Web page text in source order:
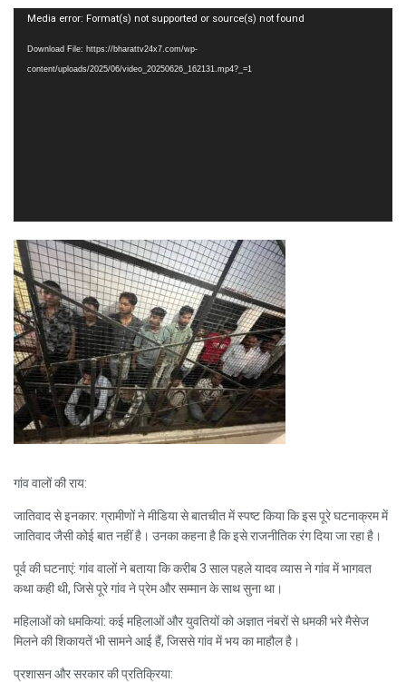
Video
Media error: Format(s) not supported or source(s) not found
Download File: https://bharattv24x7.com/wp-
content/uploads/2025/06/video_20250626_162131.mp4?_=1
गांव वालों की राय:
जातिवाद से इनकार: ग्रामीणों ने मीडिया से बातचीत में स्पष्ट किया कि इस पूरे घटनाक्रम में
जातिवाद जैसी कोई बात नहीं है। उनका कहना है कि इसे राजनीतिक रंग दिया जा रहा है।
पूर्व की घटनाएं: गांव वालों ने बताया कि करीब 3 साल पहले यादव व्यास ने गांव में भागवत
कथा कही थी, जिसे पूरे गांव ने प्रेम और सम्मान के साथ सुना था।
महिलाओं को धमकियां: कई महिलाओं और युवतियों को अज्ञात नंबरों से धमकी भरे मैसेज
मिलने की शिकायतें भी सामने आई हैं, जिससे गांव में भय का माहौल है।
प्रशासन और सरकार की प्रतिक्रिया: